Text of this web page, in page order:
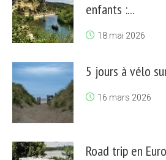
enfants :...
18 mai 2026
5 jours à vélo
16 mars 2026
Road trip en